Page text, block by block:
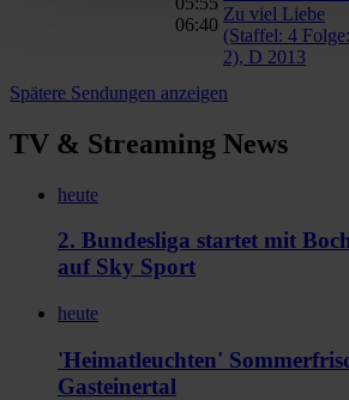
06:40
Zu viel Liebe
(Staffel: 4 Folge:
2), D 2013
Spätere Sendungen anzeigen
TV & Streaming News
heute
2. Bundesliga startet mit
auf Sky Sport
heute
'Heimatleuchten'
Gasteinertal